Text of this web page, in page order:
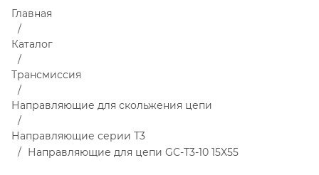
Главная
Каталог
Трансмиссия
Направляющие для скольжения цепи
Направляющие серии Т3
Направляющие для цепи GC-T3-10 15X55